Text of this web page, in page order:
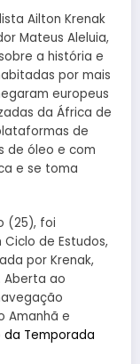
Ailton Krenak
Mateus Aleluia,
a história e
por mais
europeus
da África de
de
de óleo e com
e se toma
(25), foi
de Estudos,
por Krenak,
Aberta ao
Amanhã e
Temporada